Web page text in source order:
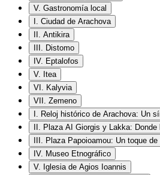
V. Gastronomía local
I. Ciudad de Arachova
II. Antikira
III. Distomo
IV. Eptalofos
V. Itea
VI. Kalyvia
VII. Zemeno
I. Reloj histórico de Arachova: Un
II. Plaza AI Giorgis y Lakka:
III. Plaza Papoioamou: Un toque de
IV. Museo Etnográfico
V. Iglesia de Agios Ioannis